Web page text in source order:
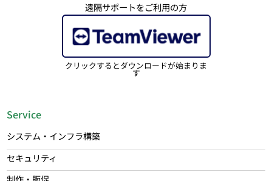
遠隔サポートをご利用の方
クリックするとダウンロードが始まりま
す
Service
システム・インフラ構築
セキュリティ